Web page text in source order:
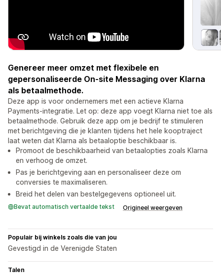
Genereer meer omzet met flexibele en
gepersonaliseerde On-site Messaging over Klarna
als betaalmethode.
Deze app is voor ondernemers met een actieve Klarna
Payments-integratie. Let op: deze app voegt Klarna niet toe als
betaalmethode. Gebruik deze app om je bedrijf te stimuleren
met berichtgeving die je klanten tijdens het hele kooptraject
laat weten dat Klarna als betaaloptie beschikbaar is.
Promoot de beschikbaarheid van betaalopties zoals Klarna
en verhoog de omzet.
Pas je berichtgeving aan en personaliseer deze om
conversies te maximaliseren.
Breid het delen van bestelgegevens optioneel uit.
Bevat automatisch vertaalde tekst Origineel weergeven
Populair bij winkels zoals die van jou
Gevestigd in de Verenigde Staten
Talen